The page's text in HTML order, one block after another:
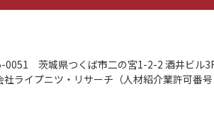
0051
茨城県つくば市二の宮1-2-2 酒井ビル
社ライプニツ・リサーチ （人材紹介業許可番